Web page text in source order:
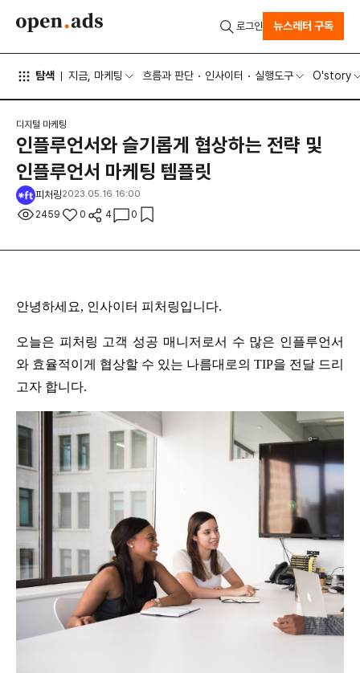
탐색 지금, 마케팅 흐름과 판단 인사이터 실행도구 O'story
로그인 뉴스레터 구독
디지털 마케팅
인플루언서와 슬기롭게 협상하는 전략 및
인플루언서 마케팅 템플릿
피처링2023.05.16 16:00
2459 0 4 0
안녕하세요, 인사이터 피처링입니다.
오늘은 피처링 고객 성공 매니저로서 수 많은 인플루언서
와 효율적이게 협상할 수 있는 나름대로의 TIP을 전달 드리
고자 합니다.